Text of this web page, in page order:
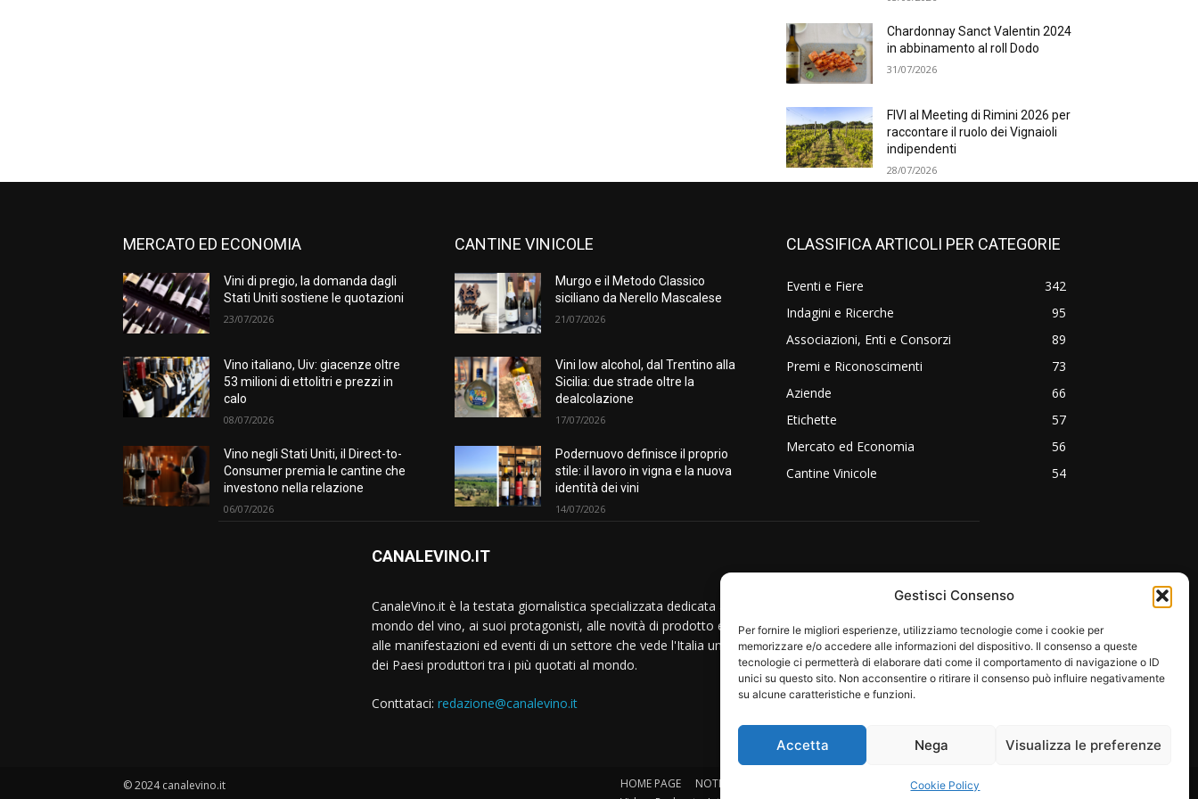
Gestisci Consenso
Per fornire le migliori esperienze, utilizziamo tecnologie come i cookie per
memorizzare e/o accedere alle informazioni del dispositivo. Il consenso a queste
tecnologie ci permetterà di elaborare dati come il comportamento di navigazione o ID
unici su questo sito. Non acconsentire o ritirare il consenso può influire negativamente
su alcune caratteristiche e funzioni.
Accetta Nega Visualizza le preferenze
Cookie Policy
Chardonnay Sanct Valentin 2024
in abbinamento al roll Dodo
31/07/2026
FIVI al Meeting di Rimini 2026 per
raccontare il ruolo dei Vignaioli
indipendenti
28/07/2026
MERCATO ED ECONOMIA
Vini di pregio, la domanda dagli
Stati Uniti sostiene le quotazioni
23/07/2026
Vino italiano, Uiv: giacenze oltre
53 milioni di ettolitri e prezzi in
calo
08/07/2026
Vino negli Stati Uniti, il Direct-to-
Consumer premia le cantine che
investono nella relazione
06/07/2026
CANTINE VINICOLE
Murgo e il Metodo Classico
siciliano da Nerello Mascalese
21/07/2026
Vini low alcohol, dal Trentino alla
Sicilia: due strade oltre la
dealcolazione
17/07/2026
Podernuovo definisce il proprio
stile: il lavoro in vigna e la nuova
identità dei vini
14/07/2026
CLASSIFICA ARTICOLI PER CATEGORIE
Eventi e Fiere
342
Indagini e Ricerche
95
Associazioni, Enti e Consorzi
89
Premi e Riconoscimenti
73
Aziende
66
Etichette
57
Mercato ed Economia
56
Cantine Vinicole
54
CANALEVINO.IT
CanaleVino.it è la testata giornalistica specializzata dedicata al
mondo del vino, ai suoi protagonisti, alle novità di prodotto e
alle manifestazioni ed eventi di un settore che vede l'Italia uno
dei Paesi produttori tra i più quotati al mondo.
Conttataci: redazione@canalevino.it
© 2024 canalevino.it HOME PAGE NOTIZIE
EMOZIONI